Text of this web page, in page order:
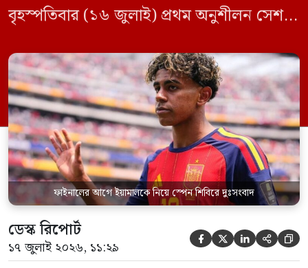
বৃহস্পতিবার (১৬ জুলাই) প্রথম অনুশীলন সেশনে
গুরুত্বপূর্ণ ফুটবলার লামিনে ইয়ামাল ও পেদ্রো
পোরোকে মূল অনুশীলনে দেখা যায়নি। স্প্যানিশ
কোচিং স্টাফ জানিয়েছে, টানা ম্যাচ খেলার ফলে
পেশিতে অতিরিক্ত চাপ অনুভব করায়
সতর্কতামূলক […]
ফাইনালের আগে ইয়ামালকে নিয়ে স্পেন শিবিরে দুঃসংবাদ
ডেস্ক রিপোর্ট
১৭ জুলাই ২০২৬, ১১:২৯     